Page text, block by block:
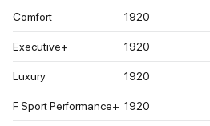
Comfort 1920
Executive+ 1920
Luxury 1920
F Sport Performance+ 1920